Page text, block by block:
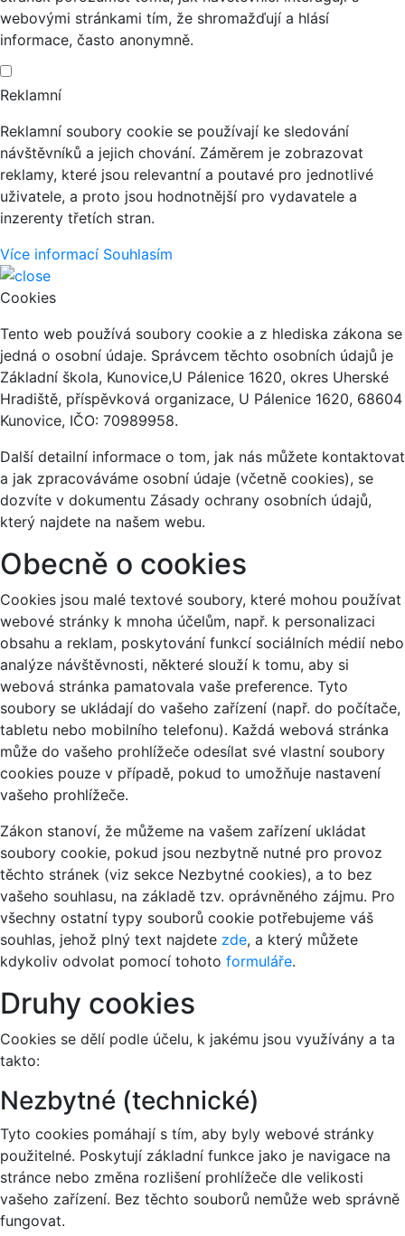
webovými stránkami tím, že shromažďují a hlásí
informace, často anonymně.
Reklamní
Reklamní soubory cookie se používají ke sledování
návštěvníků a jejich chování. Záměrem je zobrazovat
reklamy, které jsou relevantní a poutavé pro jednotlivé
uživatele, a proto jsou hodnotnější pro vydavatele a
inzerenty třetích stran.
Více informací Souhlasím
Cookies
Tento web používá soubory cookie a z hlediska zákona se
jedná o osobní údaje. Správcem těchto osobních údajů je
Základní škola, Kunovice,U Pálenice 1620, okres Uherské
Hradiště, příspěvková organizace, U Pálenice 1620, 68604
Kunovice, IČO: 70989958.
Další detailní informace o tom, jak nás můžete kontaktovat
a jak zpracováváme osobní údaje (včetně cookies), se
dozvíte v dokumentu Zásady ochrany osobních údajů,
který najdete na našem webu.
Obecně o cookies
Cookies jsou malé textové soubory, které mohou používat
webové stránky k mnoha účelům, např. k personalizaci
obsahu a reklam, poskytování funkcí sociálních médií nebo
analýze návštěvnosti, některé slouží k tomu, aby si
webová stránka pamatovala vaše preference. Tyto
soubory se ukládají do vašeho zařízení (např. do počítače,
tabletu nebo mobilního telefonu). Každá webová stránka
může do vašeho prohlížeče odesílat své vlastní soubory
cookies pouze v případě, pokud to umožňuje nastavení
vašeho prohlížeče.
Zákon stanoví, že můžeme na vašem zařízení ukládat
soubory cookie, pokud jsou nezbytně nutné pro provoz
těchto stránek (viz sekce Nezbytné cookies), a to bez
vašeho souhlasu, na základě tzv. oprávněného zájmu. Pro
všechny ostatní typy souborů cookie potřebujeme váš
souhlas, jehož plný text najdete zde, a který můžete
kdykoliv odvolat pomocí tohoto formuláře.
Druhy cookies
Cookies se dělí podle účelu, k jakému jsou využívány a ta
takto:
Nezbytné (technické)
Tyto cookies pomáhají s tím, aby byly webové stránky
použitelné. Poskytují základní funkce jako je navigace na
stránce nebo změna rozlišení prohlížeče dle velikosti
vašeho zařízení. Bez těchto souborů nemůže web správně
fungovat.